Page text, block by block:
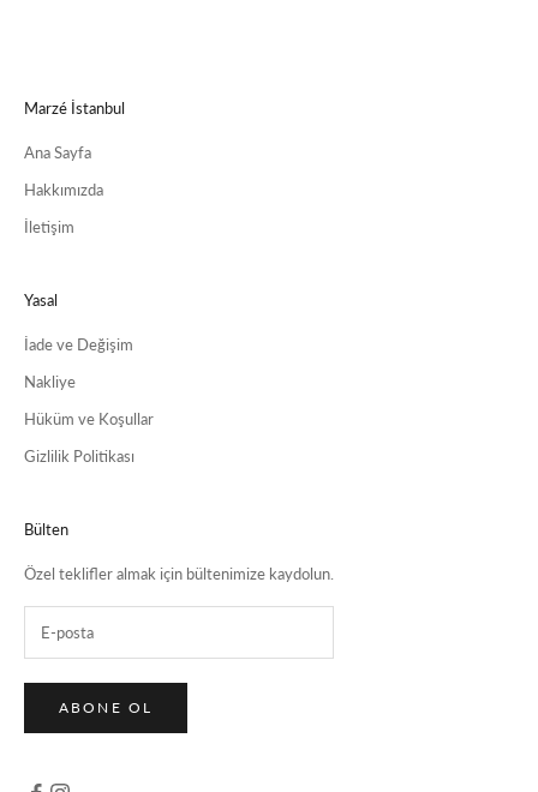
Marzé İstanbul
Ana Sayfa
Hakkımızda
İletişim
Yasal
İade ve Değişim
Nakliye
Hüküm ve Koşullar
Gizlilik Politikası
Bülten
Özel teklifler almak için bültenimize kaydolun.
ABONE OL